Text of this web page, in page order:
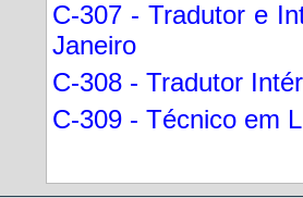
C-307 - Tradutor e
Janeiro
C-308 - Tradutor
C-309 - Técnico em